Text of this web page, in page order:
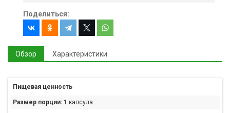
Поделиться:
Обзор Характеристики
Пищевая ценность
Размер порции: 1 капсула